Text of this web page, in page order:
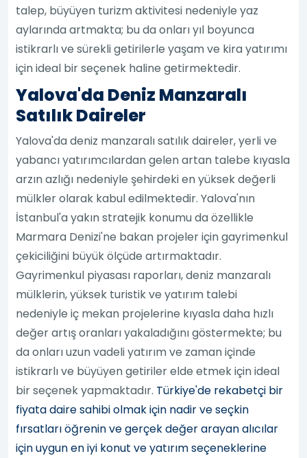
talep, büyüyen turizm aktivitesi nedeniyle yaz
aylarında artmakta; bu da onları yıl boyunca
istikrarlı ve sürekli getirilerle yaşam ve kira yatırımı
için ideal bir seçenek haline getirmektedir.
Yalova'da Deniz Manzaralı
Satılık Daireler
Yalova'da deniz manzaralı satılık daireler, yerli ve
yabancı yatırımcılardan gelen artan talebe kıyasla
arzın azlığı nedeniyle şehirdeki en yüksek değerli
mülkler olarak kabul edilmektedir. Yalova'nın
İstanbul'a yakın stratejik konumu da özellikle
Marmara Denizi'ne bakan projeler için gayrimenkul
çekiciliğini büyük ölçüde artırmaktadır.
Gayrimenkul piyasası raporları, deniz manzaralı
mülklerin, yüksek turistik ve yatırım talebi
nedeniyle iç mekan projelerine kıyasla daha hızlı
değer artış oranları yakaladığını göstermekte; bu
da onları uzun vadeli yatırım ve zaman içinde
istikrarlı ve büyüyen getiriler elde etmek için ideal
bir seçenek yapmaktadır. Türkiye'de rekabetçi bir
fiyata daire sahibi olmak için nadir ve seçkin
fırsatları öğrenin ve gerçek değer arayan alıcılar
için uygun en iyi konut ve yatırım seçeneklerine